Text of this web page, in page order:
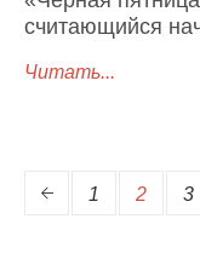
считающийся
Читать...
1 2 3